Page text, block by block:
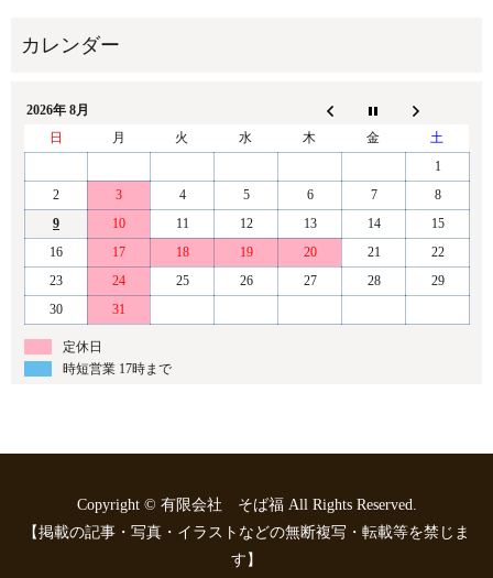
2026年 8月
日
月 火 水 木 金
土
1
2
3 4 5 6 7
8
9
10 11 12 13 14
15
16
17 18 19 20 21
22
23
24 25 26 27 28
29
30
31
定休日
時短営業 17時まで
Copyright © 有限会社 そば福 All Rights Reserved.
【掲載の記事・写真・イラストなどの無断複写・転載等を禁じま
す】